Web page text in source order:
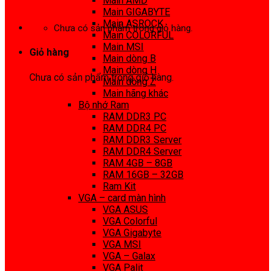
Chưa có sản phẩm trong giỏ hàng.
Giỏ hàng
Chưa có sản phẩm trong giỏ hàng.
Main GIGABYTE
Main ASROCK
Main COLORFUL
Main MSI
Main dòng B
Main dòng H
Main dòng Z
Main hãng khác
Bộ nhớ Ram
RAM DDR3 PC
RAM DDR4 PC
RAM DDR3 Server
RAM DDR4 Server
RAM 4GB – 8GB
RAM 16GB – 32GB
Ram Kit
VGA – card màn hình
VGA ASUS
VGA Colorful
VGA Gigabyte
VGA MSI
VGA – Galax
VGA Palit